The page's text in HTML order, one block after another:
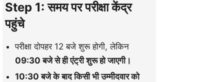
Step 1: समय पर परीक्षा केंद्र
पहुंचे
परीक्षा दोपहर 12 बजे शुरू होगी, लेकिन
09:30 बजे से ही एंट्री शुरू हो जाएगी।
10:30 बजे के बाद किसी भी उम्मीदवार को